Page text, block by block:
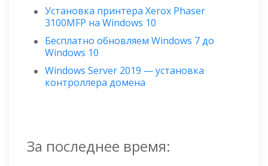
Установка принтера Xerox Phaser
3100MFP на Windows 10
Бесплатно обновляем Windows 7 до
Windows 10
Windows Server 2019 — установка
контроллера домена
За последнее время: